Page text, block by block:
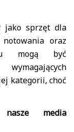
jako sprzęt dla
oraz
mogą być
kategorii, choć
media